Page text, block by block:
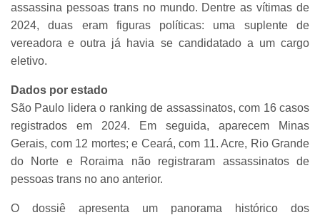
assassina pessoas trans no mundo. Dentre as vítimas de
2024, duas eram figuras políticas: uma suplente de
vereadora e outra já havia se candidatado a um cargo
eletivo.
Dados por estado
São Paulo lidera o ranking de assassinatos, com 16 casos
registrados em 2024. Em seguida, aparecem Minas
Gerais, com 12 mortes; e Ceará, com 11. Acre, Rio Grande
do Norte e Roraima não registraram assassinatos de
pessoas trans no ano anterior.
O dossiê apresenta um panorama histórico dos